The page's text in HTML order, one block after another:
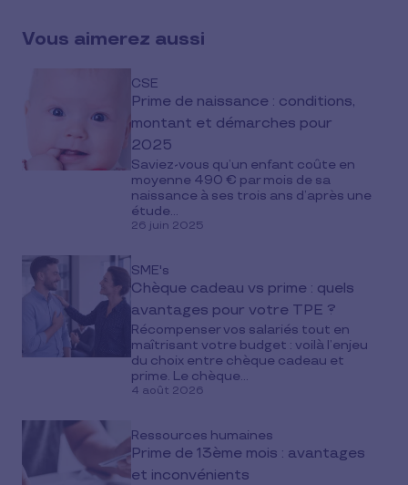
media
Vous aimerez aussi
CSE
Prime de naissance : conditions,
montant et démarches pour
2025
Saviez-vous qu’un enfant coûte en
moyenne 490 € par mois de sa
naissance à ses trois ans d’après une
étude...
26 juin 2025
SME's
Chèque cadeau vs prime : quels
avantages pour votre TPE ?
Récompenser vos salariés tout en
maîtrisant votre budget : voilà l’enjeu
du choix entre chèque cadeau et
prime. Le chèque...
4 août 2026
Ressources humaines
Prime de 13ème mois : avantages
et inconvénients